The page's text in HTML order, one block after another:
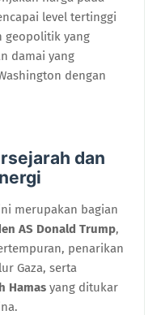
level tertinggi
geopolitik yang
damai yang
dengan
dan
merupakan bagian
AS Donald Trump,
penarikan
Gaza, serta
Hamas yang ditukar